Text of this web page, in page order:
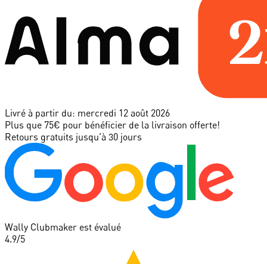
Livré à partir du: mercredi 12 août 2026
Plus que 75€ pour bénéficier de la livraison offerte!
Retours gratuits jusqu'à 30 jours
Wally Clubmaker est évalué
4.9/5